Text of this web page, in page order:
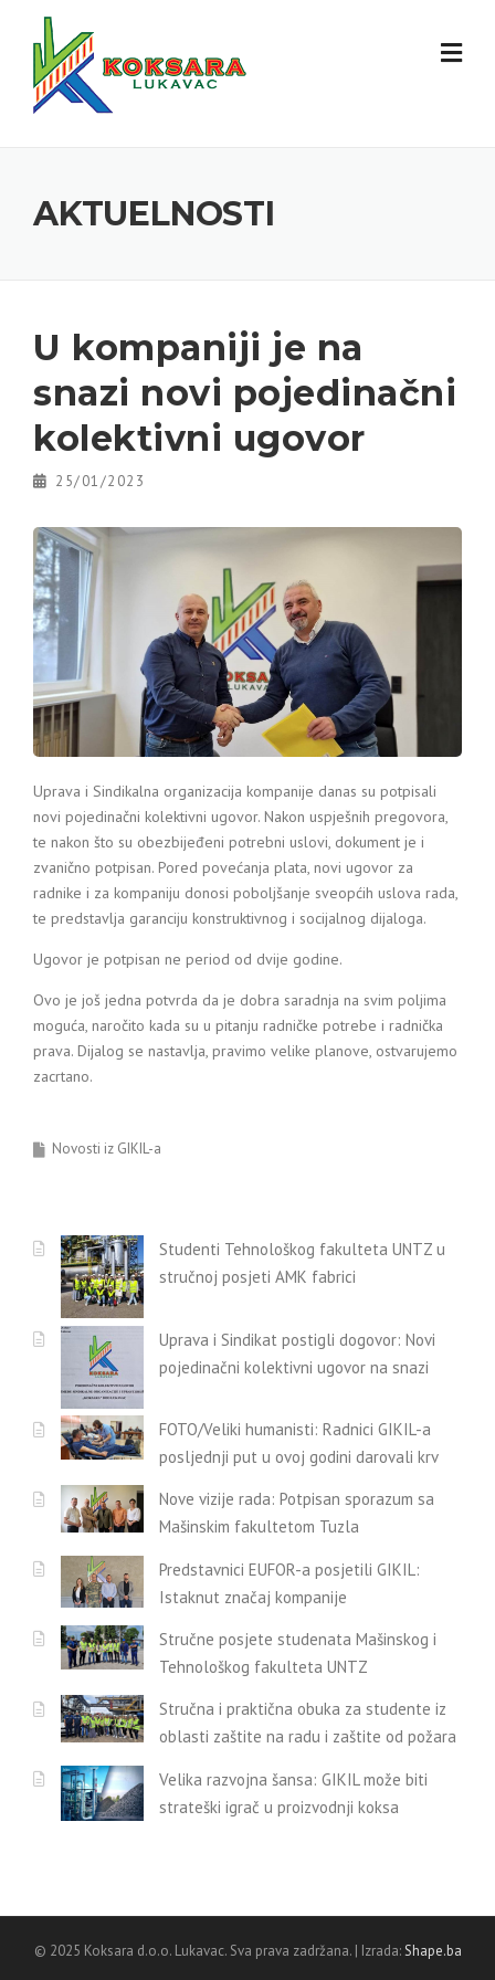
AKTUELNOSTI
U kompaniji je na
snazi novi pojedinačni
kolektivni ugovor
25/01/2023
Uprava i Sindikalna organizacija kompanije danas su potpisali
novi pojedinačni kolektivni ugovor. Nakon uspješnih pregovora,
te nakon što su obezbijeđeni potrebni uslovi, dokument je i
zvanično potpisan. Pored povećanja plata, novi ugovor za
radnike i za kompaniju donosi poboljšanje sveopćih uslova rada,
te predstavlja garanciju konstruktivnog i socijalnog dijaloga.
Ugovor je potpisan ne period od dvije godine.
Ovo je još jedna potvrda da je dobra saradnja na svim poljima
moguća, naročito kada su u pitanju radničke potrebe i radnička
prava. Dijalog se nastavlja, pravimo velike planove, ostvarujemo
zacrtano.
Novosti iz GIKIL-a
Studenti Tehnološkog fakulteta UNTZ u
stručnoj posjeti AMK fabrici
Uprava i Sindikat postigli dogovor: Novi
pojedinačni kolektivni ugovor na snazi
FOTO/Veliki humanisti: Radnici GIKIL-a
posljednji put u ovoj godini darovali krv
Nove vizije rada: Potpisan sporazum sa
Mašinskim fakultetom Tuzla
Predstavnici EUFOR-a posjetili GIKIL:
Istaknut značaj kompanije
Stručne posjete studenata Mašinskog i
Tehnološkog fakulteta UNTZ
Stručna i praktična obuka za studente iz
oblasti zaštite na radu i zaštite od požara
Velika razvojna šansa: GIKIL može biti
strateški igrač u proizvodnji koksa
© 2025 Koksara d.o.o. Lukavac. Sva prava zadržana. | Izrada:Shape.ba